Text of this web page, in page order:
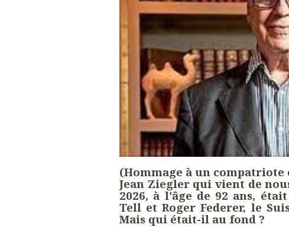
(Hommage à un compatriote
Jean Ziegler qui vient de
2026, à l'âge de 92 ans,
Tell et Roger Federer, le
Mais qui était-il au fond ?